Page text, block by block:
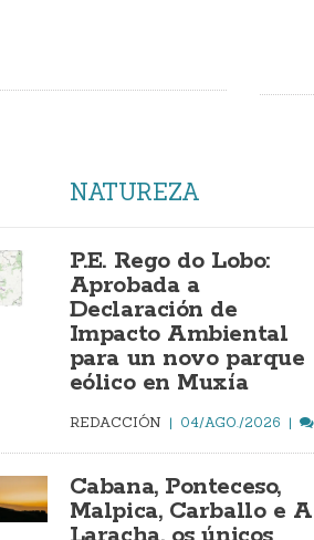
NATUREZA
P.E. Rego do Lobo:
Aprobada a
Declaración de
Impacto Ambiental
para un novo parque
eólico en Muxía
REDACCIÓN 04/AGO./2026
Cabana, Ponteceso,
Malpica, Carballo e A